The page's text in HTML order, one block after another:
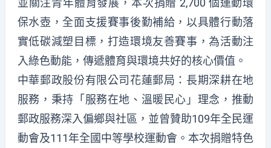
並關注青年體育發展，本次捐贈 2,700 個運動環
保水壺，全面支援賽事後勤補給，以具體行動落
實低碳減塑目標，打造環境友善賽事，為活動注
入綠色動能，傳遞體育與環境共好的核心價值。
中華郵政股份有限公司花蓮郵局：長期深耕在地
服務，秉持「服務在地、溫暖民心」理念，推動
郵政服務深入偏鄉與社區，並曾贊助109年全民運
動會及111年全國中等學校運動會。本次捐贈特色